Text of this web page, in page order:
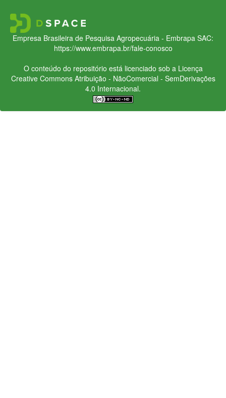
Empresa Brasileira de Pesquisa Agropecuária - Embrapa SAC:
https://www.embrapa.br/fale-conosco
O conteúdo do repositório está licenciado sob a Licença
Creative CommonsAtribuição - NãoComercial - SemDerivações
4.0 Internacional.